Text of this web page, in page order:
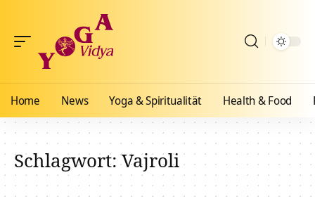
Home News Yoga & Spiritualität Health & Food
Schlagwort:Vajroli